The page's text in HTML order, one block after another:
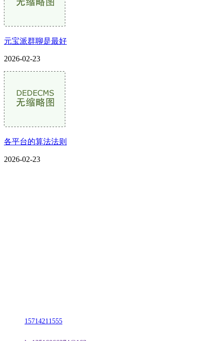
元宝派群聊是最好
2026-02-23
各平台的算法法则
2026-02-23
15714211555